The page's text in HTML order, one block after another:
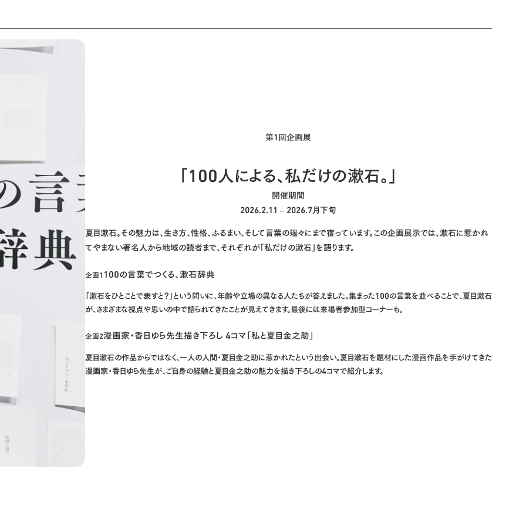
第1回企画展
「100人による、私だけの漱石。」
開催期間
2026.2.11 – 2026.7月下旬
夏目漱石。その魅力は、生き方、性格、ふるまい、そして言葉の端々にまで宿っています。この企画展示では、漱石に惹かれ
てやまない著名人から地域の読者まで、それぞれが「私だけの漱石」を語ります。
企画1 100の言葉でつくる、漱石辞典
「漱石をひとことで表すと？」という問いに、年齢や立場の異なる人たちが答えました。集まった100の言葉を並べることで、夏目漱石
が、さまざまな視点や思いの中で語られてきたことが見えてきます。最後には来場者参加型コーナーも。
企画2漫画家・香日ゆら先生描き下ろし 4コマ「私と夏目金之助」
夏目漱石の作品からではなく、一人の人間・夏目金之助に惹かれたという出会い。夏目漱石を題材にした漫画作品を手がけてきた
漫画家・香日ゆら先生が、ご自身の経験と夏目金之助の魅力を描き下ろしの4コマで紹介します。